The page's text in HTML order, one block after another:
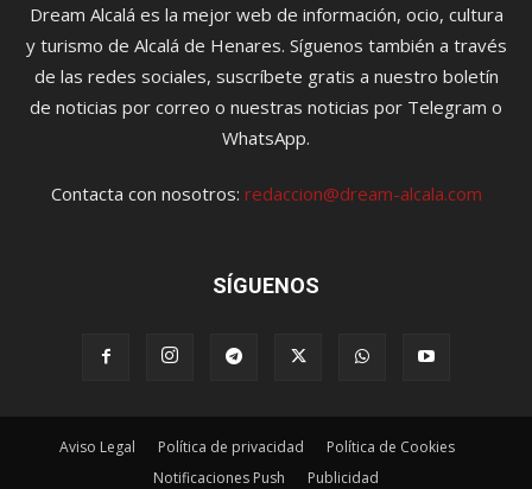
Dream Alcalá es la mejor web de información, ocio, cultura
y turismo de Alcalá de Henares. Síguenos también a través
de las redes sociales, suscríbete gratis a nuestro boletín
de noticias por correo o nuestras noticias por Telegram o
WhatsApp.
Contacta con nosotros: redaccion@dream-alcala.com
SÍGUENOS
Aviso Legal Política de privacidad
Política de Cookies
Notificaciones Push
Publicidad